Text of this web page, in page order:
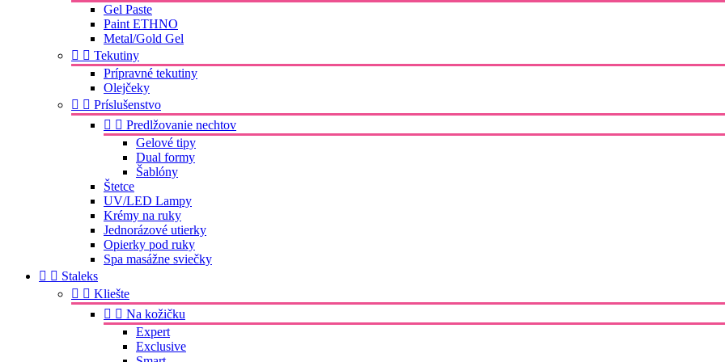
Gel Paste
Paint ETHNO
Metal/Gold Gel
  Tekutiny
Prípravné tekutiny
Olejčeky
  Príslušenstvo
  Predlžovanie nechtov
Gelové tipy
Dual formy
Šablóny
Štetce
UV/LED Lampy
Krémy na ruky
Jednorázové utierky
Opierky pod ruky
Spa masážne sviečky
  Staleks
  Kliešte
  Na kožičku
Expert
Exclusive